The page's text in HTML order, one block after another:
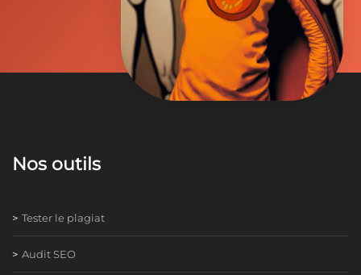
Nos outils
Tester le plagiat
Audit SEO